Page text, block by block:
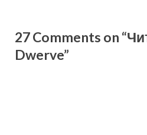
27 Comments on
Dwerve”